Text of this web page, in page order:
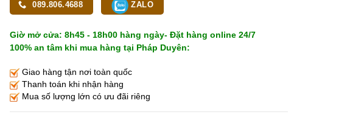
089.806.4688 ZALO
Giờ mở cửa: 8h45 - 18h00 hàng ngày- Đặt hàng online 24/7
100% an tâm khi mua hàng tại Pháp Duyên:
Giao hàng tận nơi toàn quốc
Thanh toán khi nhận hàng
Mua số lượng lớn có ưu đãi riêng